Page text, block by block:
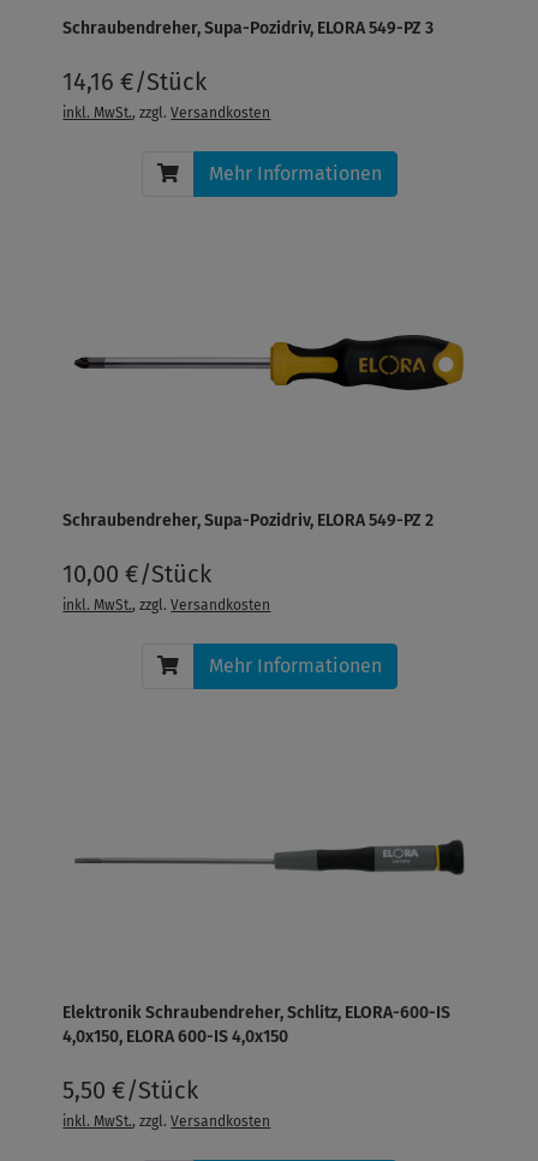
Schraubendreher, Supa-Pozidriv, ELORA 549-PZ 3
14,16 €/Stück
inkl. MwSt., zzgl.Versandkosten
Mehr Informationen
Schraubendreher, Supa-Pozidriv, ELORA 549-PZ 2
10,00 €/Stück
inkl. MwSt., zzgl.Versandkosten
Mehr Informationen
Elektronik Schraubendreher, Schlitz, ELORA-600-IS
4,0x150, ELORA 600-IS 4,0x150
5,50 €/Stück
inkl. MwSt., zzgl.Versandkosten